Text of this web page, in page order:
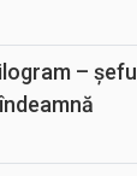
– șeful